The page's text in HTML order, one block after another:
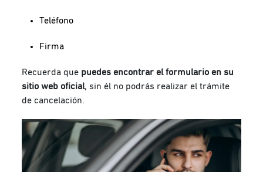
Teléfono
Firma
Recuerda que puedes encontrar el formulario en su
sitio web oficial, sin él no podrás realizar el trámite
de cancelación.